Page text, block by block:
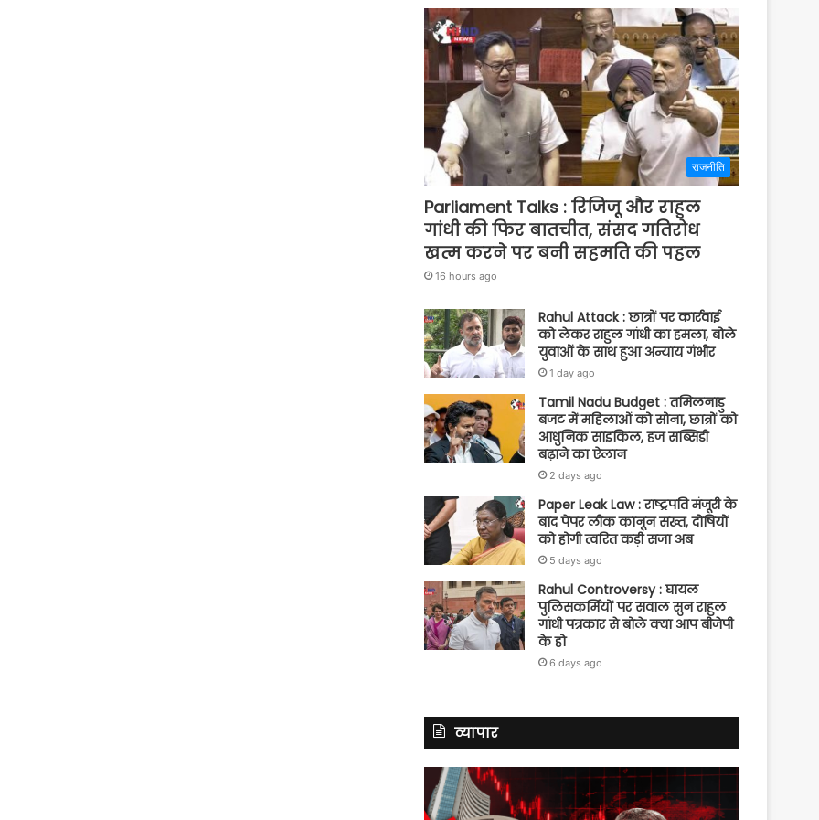
राजनीति
Parliament Talks : रिजिजू और राहुल
गांधी की फिर बातचीत, संसद गतिरोध
खत्म करने पर बनी सहमति की पहल
16 hours ago
Rahul Attack : छात्रों पर कार्रवाई
को लेकर राहुल गांधी का हमला, बोले
युवाओं के साथ हुआ अन्याय गंभीर
1 day ago
Tamil Nadu Budget : तमिलनाडु
बजट में महिलाओं को सोना, छात्रों को
आधुनिक साइकिल, हज सब्सिडी
बढ़ाने का ऐलान
2 days ago
Paper Leak Law : राष्ट्रपति मंजूरी के
बाद पेपर लीक कानून सख्त, दोषियों
को होगी त्वरित कड़ी सजा अब
5 days ago
Rahul Controversy : घायल
पुलिसकर्मियों पर सवाल सुन राहुल
गांधी पत्रकार से बोले क्या आप बीजेपी
के हो
6 days ago
व्यापार